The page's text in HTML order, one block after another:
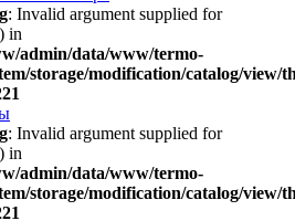
: Invalid argument supplied for
in
admin/data/www/termo-
storage/modification/catalog/view/
: Invalid argument supplied for
in
admin/data/www/termo-
storage/modification/catalog/view/